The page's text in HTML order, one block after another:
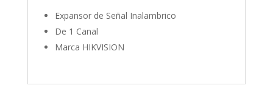
Expansor de Señal Inalambrico
De 1 Canal
Marca HIKVISION